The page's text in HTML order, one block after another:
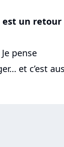
est un retour
pense
et c’est